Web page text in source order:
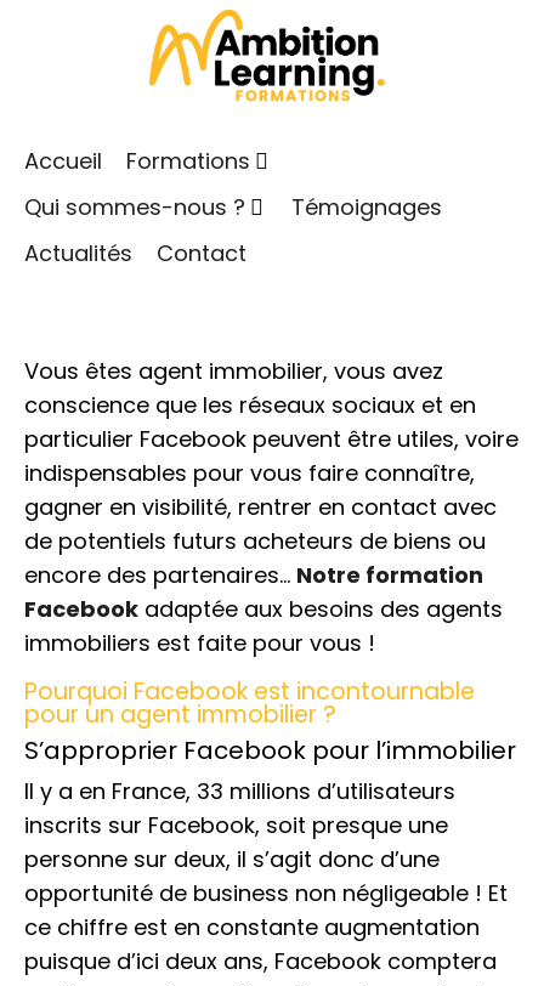
Accueil
Formations
Qui sommes-nous ?
Témoignages
Actualités
Contact
Une formation Facebook adaptée aux agents
immobiliers
DansRéseaux sociaux,Stratégie marketing
Vous êtes agent immobilier, vous avez
conscience que les réseaux sociaux et en
particulier Facebook peuvent être utiles, voire
indispensables pour vous faire connaître,
gagner en visibilité, rentrer en contact avec
de potentiels futurs acheteurs de biens ou
encore des partenaires… Notre formation
Facebook adaptée aux besoins des agents
immobiliers est faite pour vous !
Pourquoi Facebook est incontournable
pour un agent immobilier ?
S’approprier Facebook pour l’immobilier
Il y a en France, 33 millions d’utilisateurs
inscrits sur Facebook, soit presque une
personne sur deux, il s’agit donc d’une
opportunité de business non négligeable ! Et
ce chiffre est en constante augmentation
puisque d’ici deux ans, Facebook comptera